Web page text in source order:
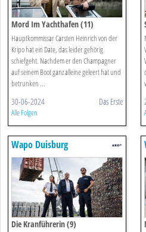
Mord Im Yachthafen (11)
Hauptkommissar Carsten Heinrich von der
Kripo hat ein Date, das leider gehörig
schiefgeht. Nachdem er den Champagner
auf seinem Boot ganz alleine geleert hat und
betrunken ...
30-06-2024 Das Erste
Alle Folgen
Wapo Duisburg
Die Kranführerin (9)